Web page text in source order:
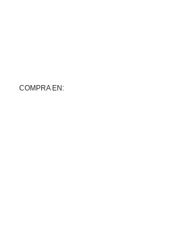
COMPRA EN: